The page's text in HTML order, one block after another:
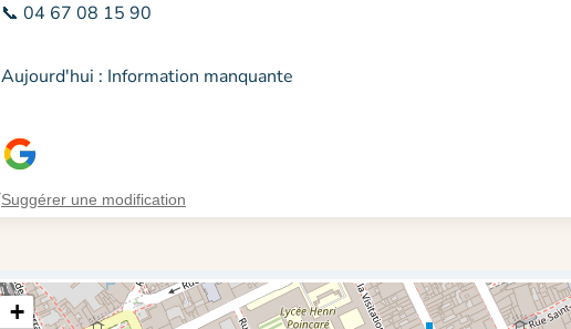
📞 04 67 08 15 90
Aujourd'hui : Information manquante
Suggérer une modification
+